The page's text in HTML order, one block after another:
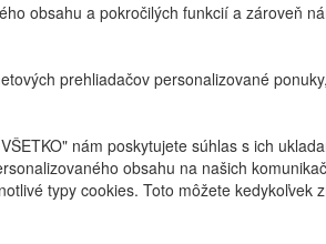
obsahu a pokročilých funkcií a zároveň
prehliadačov personalizované
nám poskytujete súhlas s ich
obsahu na našich
typy cookies. Toto môžete kedykoľvek